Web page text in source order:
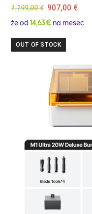
1.199,00€ Original
price
1.199,00 €.
907,00 €
že od14,63 € na mesec
OUT OF STOCK